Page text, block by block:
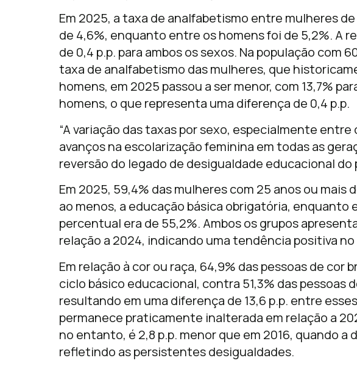
Em 2025, a taxa de analfabetismo entre mulheres
de 4,6%, enquanto entre os homens foi de 5,2%. A
de 0,4 p.p. para ambos os sexos. Na população com
taxa de analfabetismo das mulheres, que
homens, em 2025 passou a ser menor, com 13,7%
homens, o que representa uma diferença de 0,4 p.p.
“A variação das taxas por sexo, especialmente entre
avanços na escolarização feminina em todas as
reversão do legado de desigualdade educacional do
Em 2025, 59,4% das mulheres com 25 anos ou mais
ao menos, a educação básica obrigatória, enquanto
percentual era de 55,2%. Ambos os grupos
relação a 2024, indicando uma tendência positiva
Em relação à cor ou raça, 64,9% das pessoas de cor
ciclo básico educacional, contra 51,3% das pessoas
resultando em uma diferença de 13,6 p.p. entre
permanece praticamente inalterada em relação a
no entanto, é 2,8 p.p. menor que em 2016, quando a
refletindo as persistentes desigualdades.